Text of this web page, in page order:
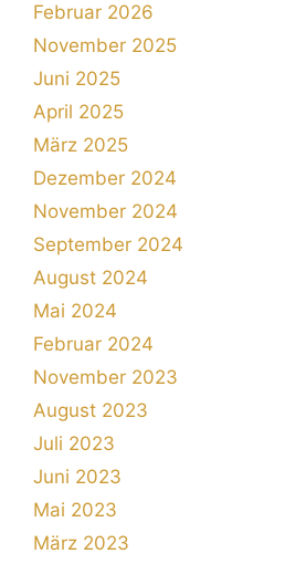
Februar 2026
November 2025
Juni 2025
April 2025
März 2025
Dezember 2024
November 2024
September 2024
August 2024
Mai 2024
Februar 2024
November 2023
August 2023
Juli 2023
Juni 2023
Mai 2023
März 2023